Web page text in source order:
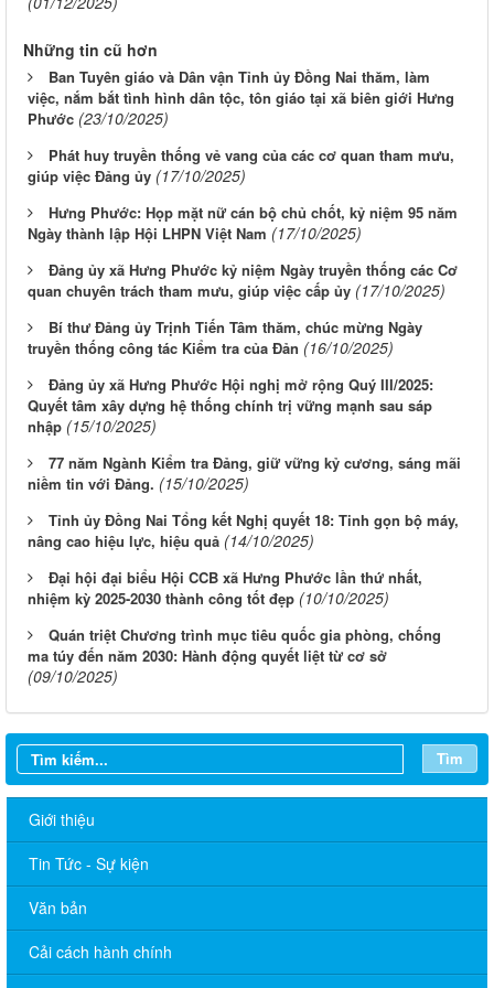
Những tin cũ hơn
Ban Tuyên giáo và Dân vận Tỉnh ủy Đồng Nai thăm, làm
việc, nắm bắt tình hình dân tộc, tôn giáo tại xã biên giới Hưng
Phước (23/10/2025)
Phát huy truyền thống vẻ vang của các cơ quan tham mưu,
giúp việc Đảng ủy (17/10/2025)
Hưng Phước: Họp mặt nữ cán bộ chủ chốt, kỷ niệm 95 năm
Ngày thành lập Hội LHPN Việt Nam (17/10/2025)
Đảng ủy xã Hưng Phước kỷ niệm Ngày truyền thống các Cơ
quan chuyên trách tham mưu, giúp việc cấp ủy (17/10/2025)
Bí thư Đảng ủy Trịnh Tiến Tâm thăm, chúc mừng Ngày
truyền thống công tác Kiểm tra của Đản (16/10/2025)
Đảng ủy xã Hưng Phước Hội nghị mở rộng Quý III/2025:
Quyết tâm xây dựng hệ thống chính trị vững mạnh sau sáp
nhập (15/10/2025)
77 năm Ngành Kiểm tra Đảng, giữ vững kỷ cương, sáng mãi
niềm tin với Đảng. (15/10/2025)
Tỉnh ủy Đồng Nai Tổng kết Nghị quyết 18: Tinh gọn bộ máy,
nâng cao hiệu lực, hiệu quả (14/10/2025)
Đại hội đại biểu Hội CCB xã Hưng Phước lần thứ nhất,
nhiệm kỳ 2025-2030 thành công tốt đẹp (10/10/2025)
Quán triệt Chương trình mục tiêu quốc gia phòng, chống
ma túy đến năm 2030: Hành động quyết liệt từ cơ sở
(09/10/2025)
Tìm
Giới thiệu
Tin Tức - Sự kiện
Văn bản
Cải cách hành chính